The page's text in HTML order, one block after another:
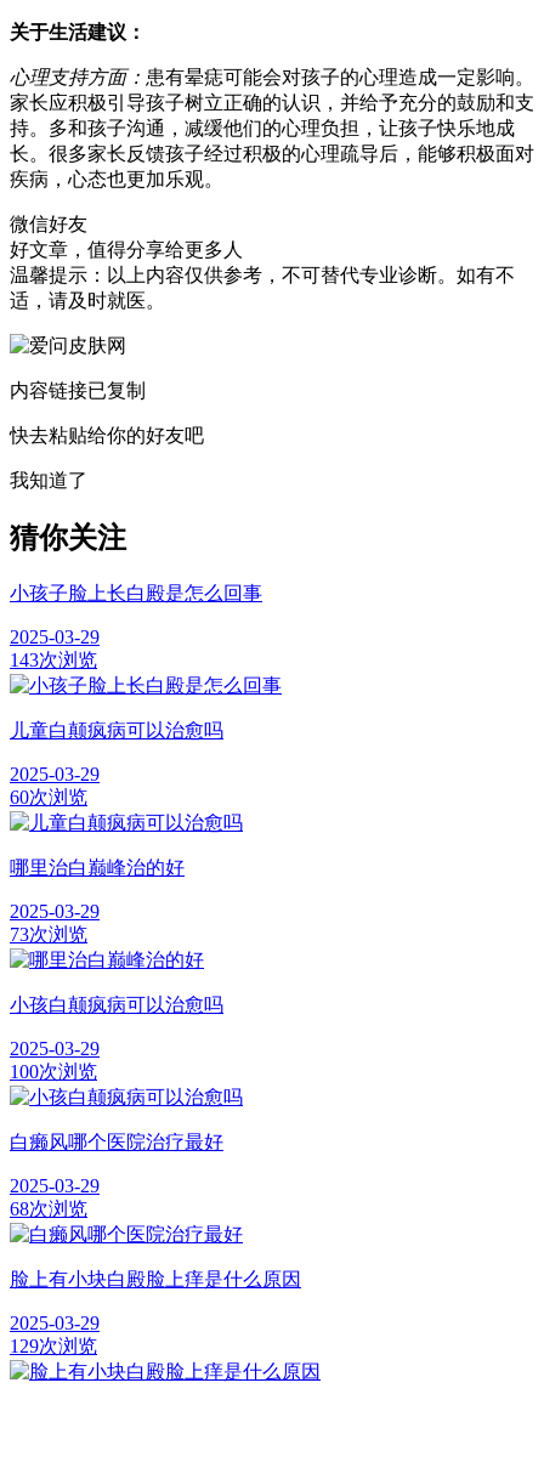
关于生活建议：
心理支持方面： 患有晕痣可能会对孩子的心理造成一定影响。
家长应积极引导孩子树立正确的认识，并给予充分的鼓励和支
持。多和孩子沟通，减缓他们的心理负担，让孩子快乐地成
长。很多家长反馈孩子经过积极的心理疏导后，能够积极面对
疾病，心态也更加乐观。
微信好友
好文章，值得分享给更多人
温馨提示：以上内容仅供参考，不可替代专业诊断。如有不
适，请及时就医。
内容链接已复制
快去粘贴给你的好友吧
我知道了
猜你关注
小孩子脸上长白殿是怎么回事
2025-03-29
143次浏览
儿童白颠疯病可以治愈吗
2025-03-29
60次浏览
哪里治白巅峰治的好
2025-03-29
73次浏览
小孩白颠疯病可以治愈吗
2025-03-29
100次浏览
白癞风哪个医院治疗最好
2025-03-29
68次浏览
脸上有小块白殿脸上痒是什么原因
2025-03-29
129次浏览